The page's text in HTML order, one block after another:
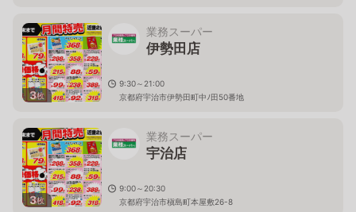
3枚
業務スーパー
伊勢田店
9:30～21:00
京都府宇治市伊勢田町中ﾉ田50番地
3枚
業務スーパー
宇治店
9:00～20:30
京都府宇治市槇島町本屋敷26-8